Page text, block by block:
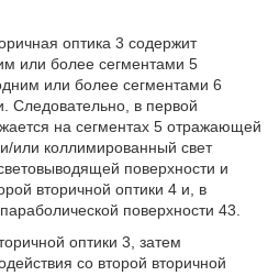
оптика 3 содержит
или более сегментами 5
или более сегментами 6
Следовательно, в первой
на сегментах 5 отражающей
или коллимированный свет
поверхности и
вторичной оптики 4 и, в
поверхности 43.
оптики 3, затем
со второй вторичной